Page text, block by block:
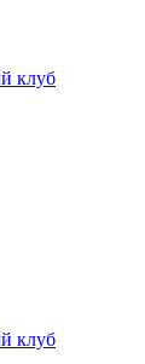
клуб
клуб